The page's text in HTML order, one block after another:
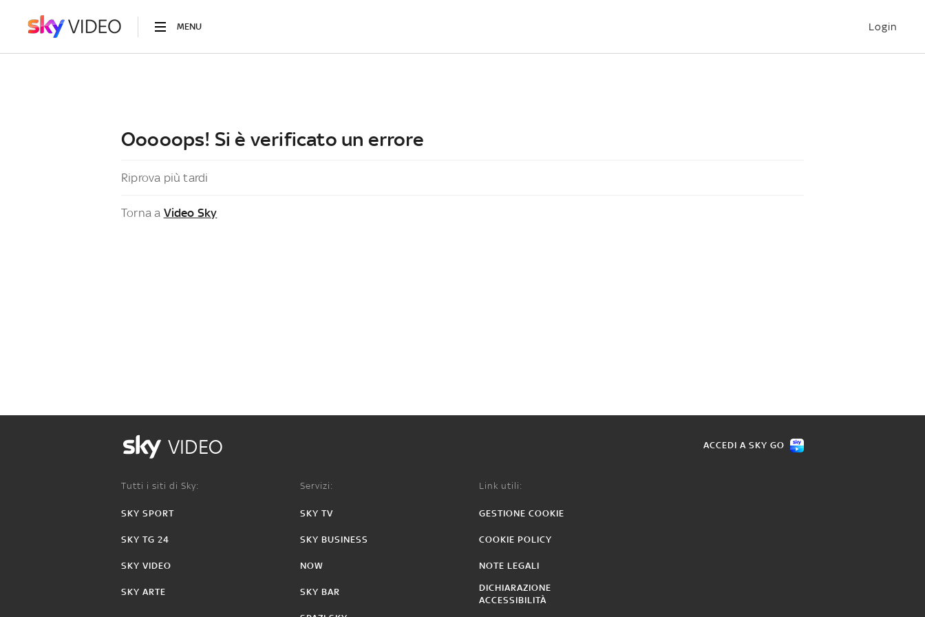
MENU Login
Ooooops! Si è verificato un errore
Riprova più tardi
Torna a Video Sky
VIDEO ACCEDI A SKY GO
Tutti i siti di Sky:
SKY SPORT
SKY TG 24
SKY VIDEO
SKY ARTE
Servizi:
SKY TV
SKY BUSINESS
NOW
SKY BAR
Link utili:
GESTIONE COOKIE
COOKIE POLICY
NOTE LEGALI
DICHIARAZIONE
ACCESSIBILITÀ